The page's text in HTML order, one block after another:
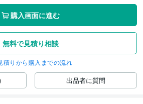
購入画面に進む
無料で見積り相談
積りから購入までの流れ
出品者に質問